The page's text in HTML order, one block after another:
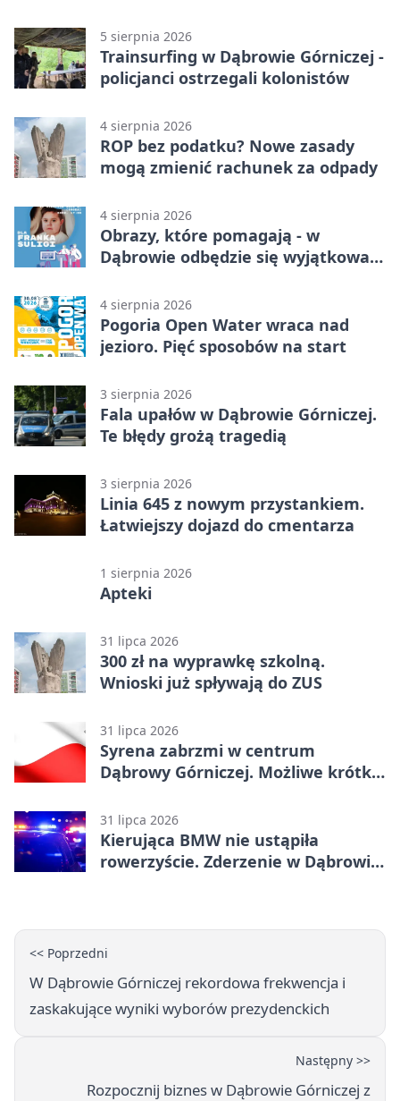
5 sierpnia 2026
Trainsurfing w Dąbrowie Górniczej -
policjanci ostrzegali kolonistów
4 sierpnia 2026
ROP bez podatku? Nowe zasady
mogą zmienić rachunek za odpady
4 sierpnia 2026
Obrazy, które pomagają - w
Dąbrowie odbędzie się wyjątkowa
4 sierpnia 2026
Pogoria Open Water wraca nad
jezioro. Pięć sposobów na start
3 sierpnia 2026
Fala upałów w Dąbrowie Górniczej.
Te błędy grożą tragedią
3 sierpnia 2026
Linia 645 z nowym przystankiem.
Łatwiejszy dojazd do cmentarza
1 sierpnia 2026
Apteki
31 lipca 2026
300 zł na wyprawkę szkolną.
Wnioski już spływają do ZUS
31 lipca 2026
Syrena zabrzmi w centrum
Dąbrowy Górniczej. Możliwe krótkie
31 lipca 2026
Kierująca BMW nie ustąpiła
rowerzyście. Zderzenie w Dąbrowie
<< Poprzedni
W Dąbrowie Górniczej rekordowa frekwencja i
zaskakujące wyniki wyborów prezydenckich
Następny >>
Rozpocznij biznes w Dąbrowie Górniczej z